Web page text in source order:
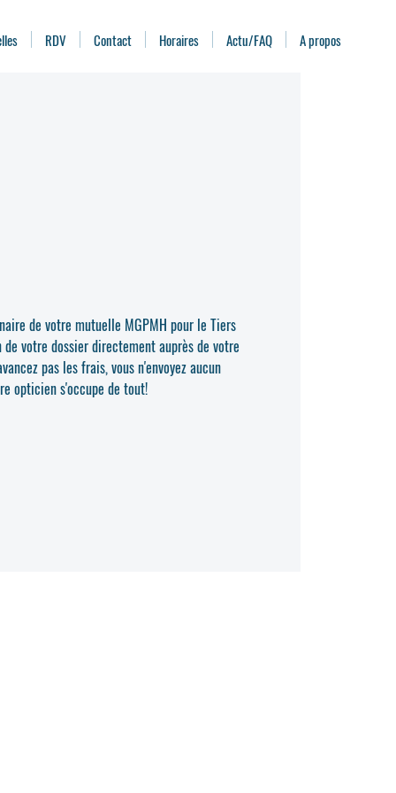
RDV Contact Horaires Actu/FAQ A propos
de votre mutuelle MGPMH pour le Tiers
votre dossier directement auprès de votre
pas les frais, vous n'envoyez aucun
opticien s'occupe de tout!